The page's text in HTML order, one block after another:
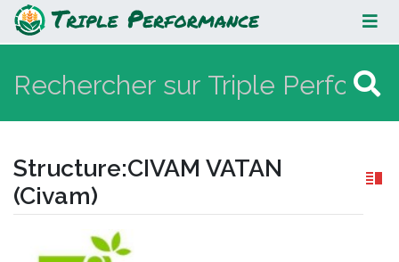
CIVAM VATAN (Civam)
Structure:CIVAM VATAN
(Civam)
navigation